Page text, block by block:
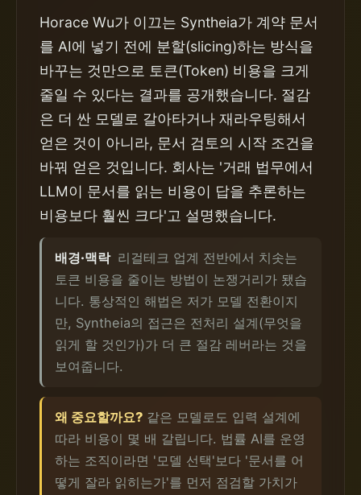
Horace Wu가 이끄는 Syntheia가 계약 문서
를 AI에 넣기 전에 분할(slicing)하는 방식을
바꾸는 것만으로 토큰(Token) 비용을 크게
줄일 수 있다는 결과를 공개했습니다. 절감
은 더 싼 모델로 갈아타거나 재라우팅해서
얻은 것이 아니라, 문서 검토의 시작 조건을
바꿔 얻은 것입니다. 회사는 '거래 법무에서
LLM이 문서를 읽는 비용이 답을 추론하는
비용보다 훨씬 크다'고 설명했습니다.
배경·맥락 리걸테크 업계 전반에서 치솟는
토큰 비용을 줄이는 방법이 논쟁거리가 됐습
니다. 통상적인 해법은 저가 모델 전환이지
만, Syntheia의 접근은 전처리 설계(무엇을
읽게 할 것인가)가 더 큰 절감 레버라는 것을
보여줍니다.
왜 중요할까요? 같은 모델로도 입력 설계에
따라 비용이 몇 배 갈립니다. 법률 AI를 운영
하는 조직이라면 '모델 선택'보다 '문서를 어
떻게 잘라 읽히는가'를 먼저 점검할 가치가